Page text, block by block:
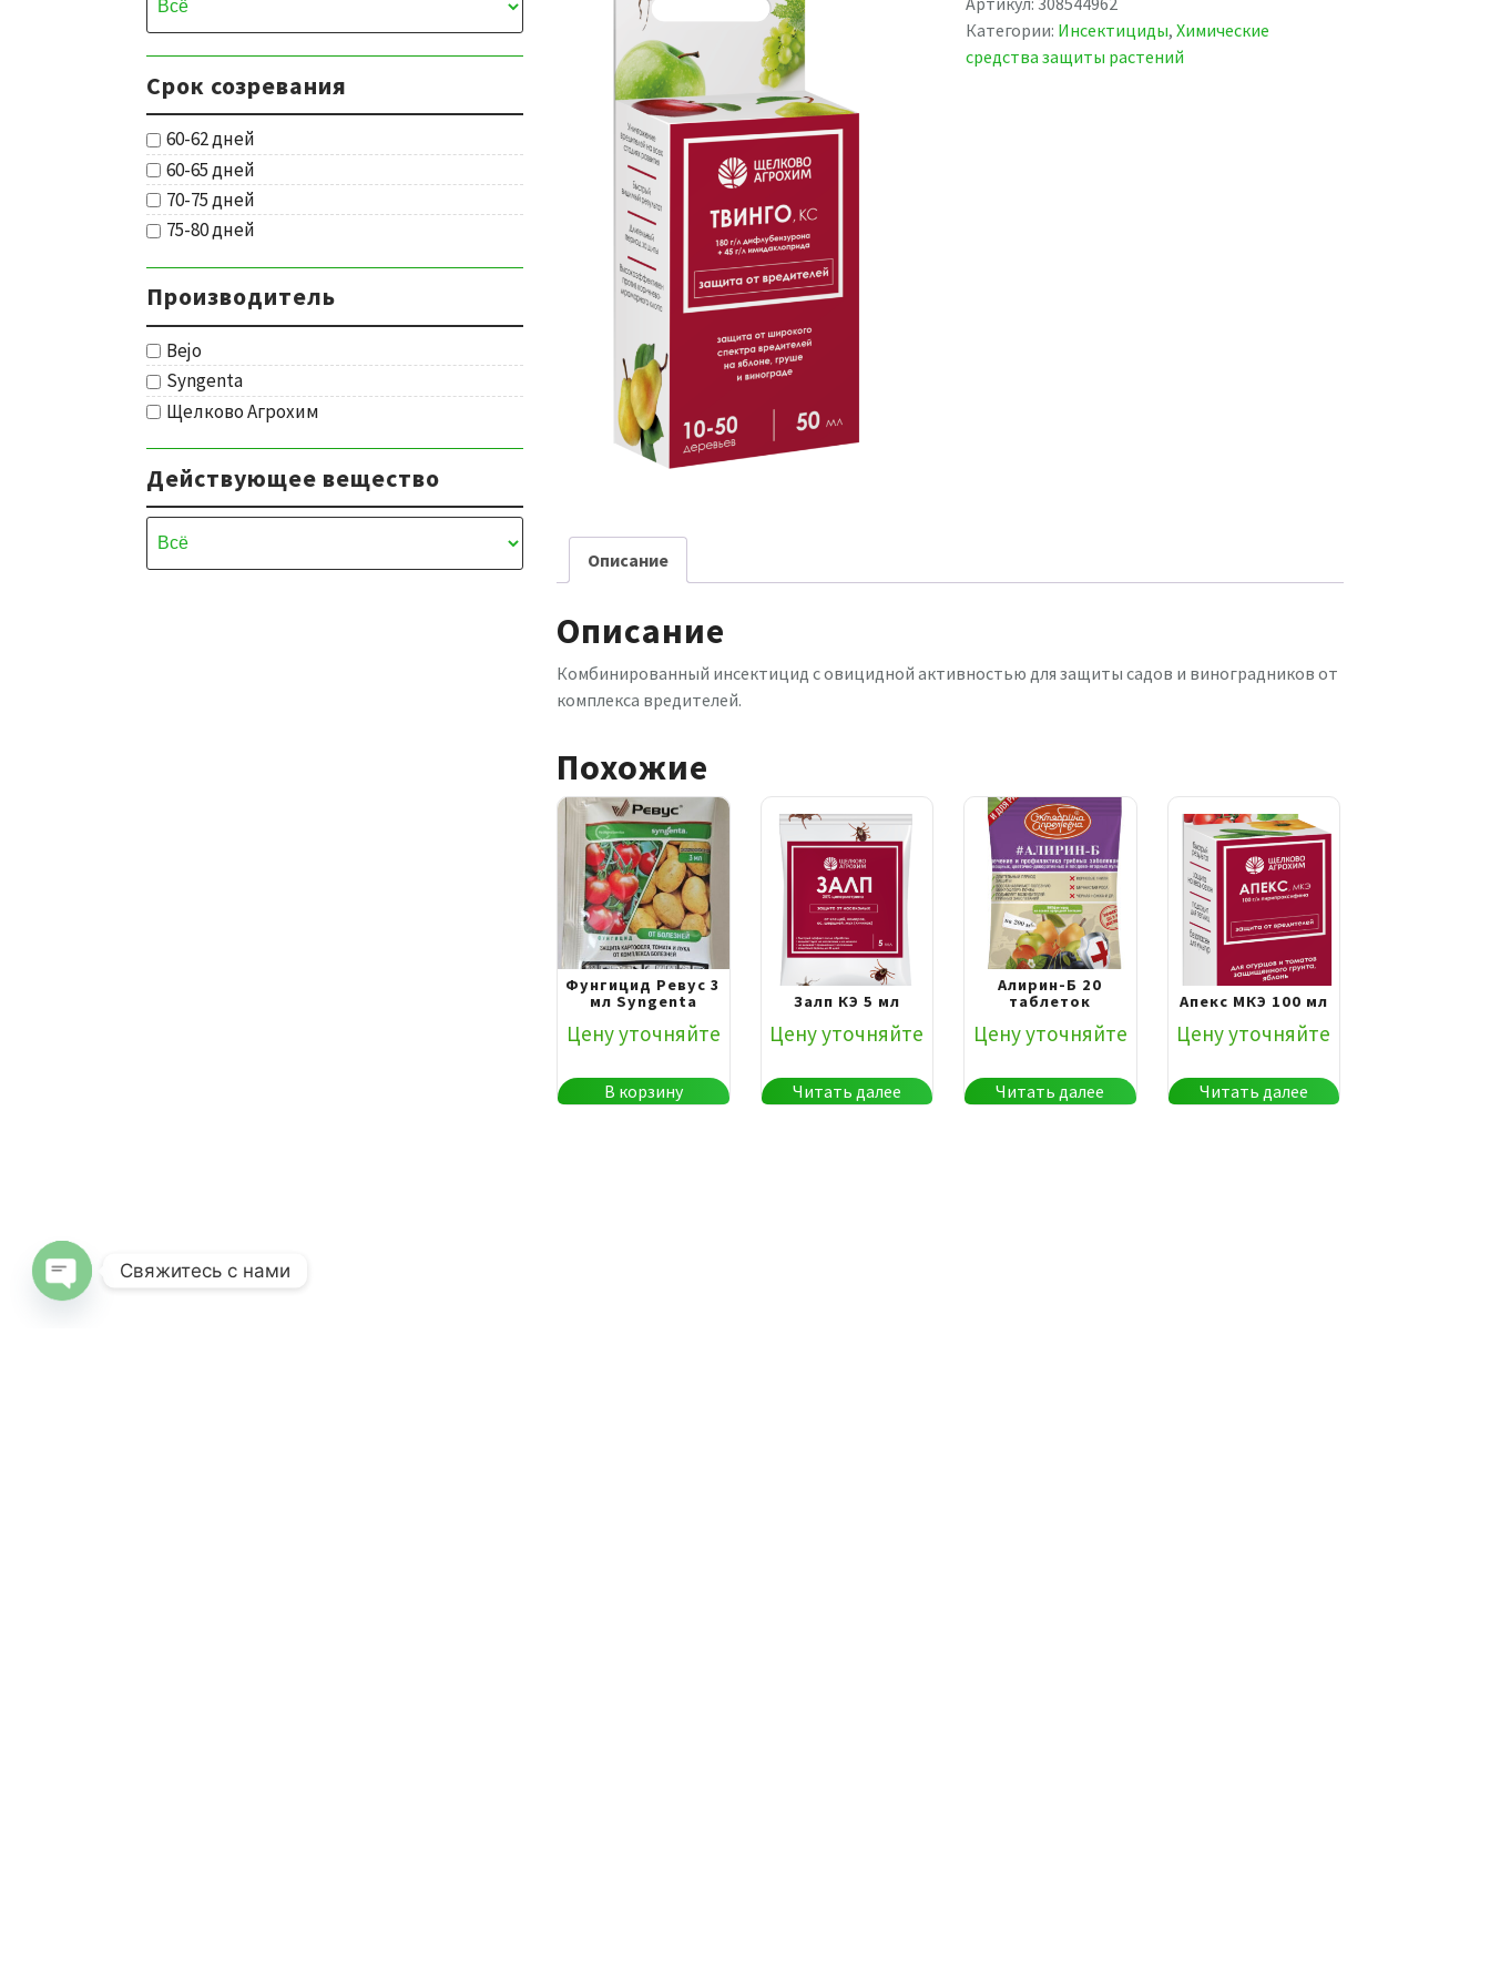
Категории: Инсектициды,Химические
средства защиты растений
Описание
Описание
Комбинированный инсектицид с овицидной активностью для защиты садов и виноградников от
комплекса вредителей.
Похожие
Фунгицид Ревус 3
мл Syngenta
Цену уточняйте
В корзину
Залп КЭ 5 мл
Цену уточняйте
Читать далее
Алирин-Б 20
таблеток
Цену уточняйте
Читать далее
Апекс МКЭ 100 мл
Цену уточняйте
Читать далее
Срок созревания
60-62 дней
60-65 дней
70-75 дней
75-80 дней
Производитель
Bejo
Syngenta
Щелково Агрохим
Действующее вещество
Свяжитесь с нами